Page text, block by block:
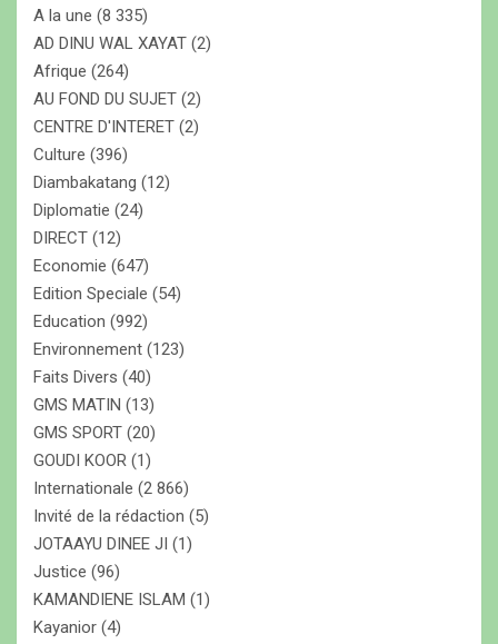
h
e
r
A la une (8 335)
AD DINU WAL XAYAT (2)
Afrique (264)
AU FOND DU SUJET (2)
CENTRE D'INTERET (2)
Culture (396)
Diambakatang (12)
Diplomatie (24)
DIRECT (12)
Economie (647)
Edition Speciale (54)
Education (992)
Environnement (123)
Faits Divers (40)
GMS MATIN (13)
GMS SPORT (20)
GOUDI KOOR (1)
Internationale (2 866)
Invité de la rédaction (5)
JOTAAYU DINEE JI (1)
Justice (96)
KAMANDIENE ISLAM (1)
Kayanior (4)